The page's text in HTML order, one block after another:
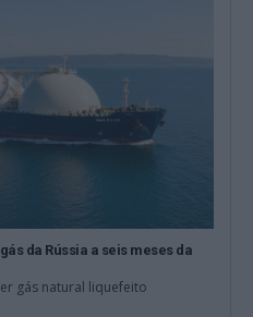
da Rússia a seis meses da
gás natural liquefeito